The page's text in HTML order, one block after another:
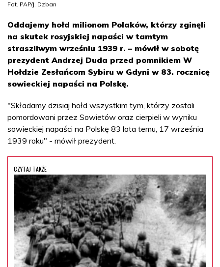
Fot. PAP/J. Dzban
Oddajemy hołd milionom Polaków, którzy zginęli
na skutek rosyjskiej napaści w tamtym
straszliwym wrześniu 1939 r. – mówił w sobotę
prezydent Andrzej Duda przed pomnikiem W
Hołdzie Zesłańcom Sybiru w Gdyni w 83. rocznicę
sowieckiej napaści na Polskę.
"Składamy dzisiaj hołd wszystkim tym, którzy zostali
pomordowani przez Sowietów oraz cierpieli w wyniku
sowieckiej napaści na Polskę 83 lata temu, 17 września
1939 roku" - mówił prezydent.
CZYTAJ TAKŻE